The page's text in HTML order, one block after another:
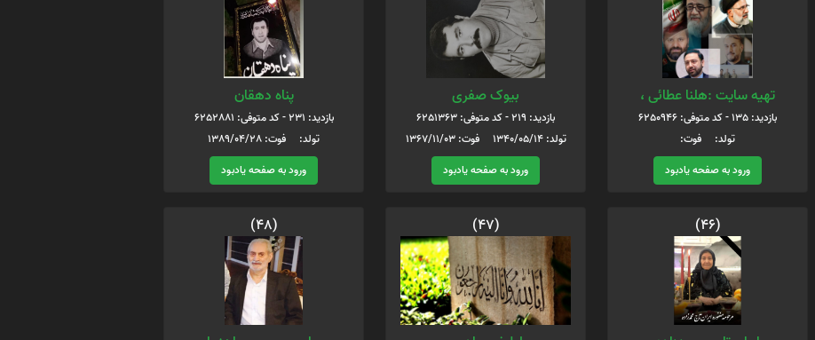
تهیه سایت :هلنا عطائی ،
بازدید: 135 - کد متوفی: 6250946
تولد: فوت:
ورود به صفحه یادبود
بیوک صفری
بازدید: 219 - کد متوفی: 6251363
تولد: 1340/05/14 فوت: 1367/11/03
ورود به صفحه یادبود
پناه دهقان
بازدید: 231 - کد متوفی: 6252881
تولد: فوت: 1389/04/28
ورود به صفحه یادبود
(46)
(47)
(48)